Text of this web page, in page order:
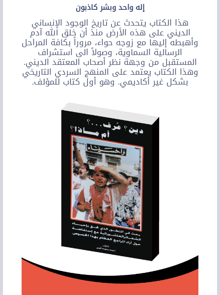
إله واحد وبشر كاذبون
هذا الكتاب يتحدث عن تاريخ الوجود الإنساني
الديني على هذه الأرض منذ أن خلق الله آدم
وأهبطه إليها مع زوجه حواء، مروراً بكافة المراحل
الرسالية السماوية، وصولاً الى استشراف
المستقبل من وجهة نظر أصحاب المعتقد الديني.
وهذا الكتاب يعتمد على المنهج السردي التاريخي
بشكل غير أكاديمي. وهو أول كتاب للمؤلف.